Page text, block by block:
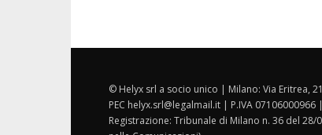
© Helyx srl a socio unico | Milano: Via Eritrea,
PEC helyx.srl@legalmail.it | P.IVA
Registrazione: Tribunale di Milano n. 36 del